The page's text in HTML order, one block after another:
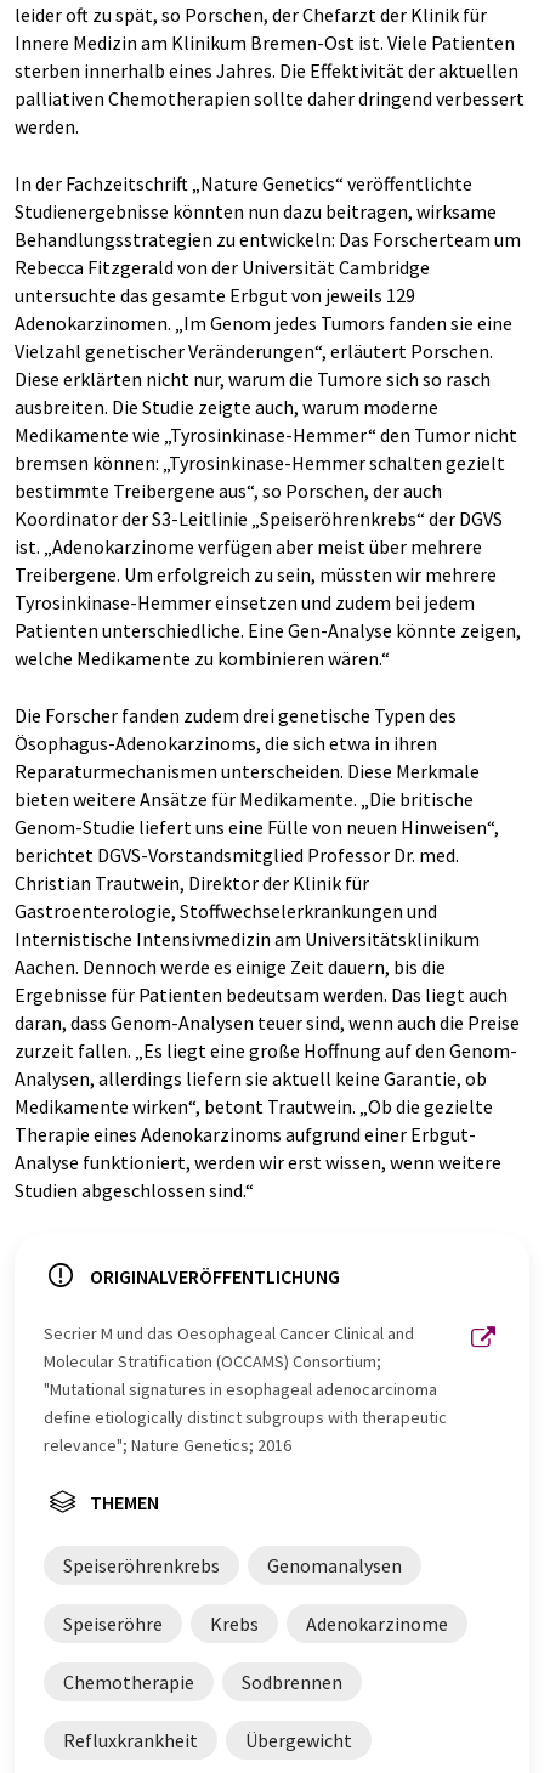
leider oft zu spät, so Porschen, der Chefarzt der Klinik für
Innere Medizin am Klinikum Bremen-Ost ist. Viele Patienten
sterben innerhalb eines Jahres. Die Effektivität der aktuellen
palliativen Chemotherapien sollte daher dringend verbessert
werden.
In der Fachzeitschrift „Nature Genetics“ veröffentlichte
Studienergebnisse könnten nun dazu beitragen, wirksame
Behandlungsstrategien zu entwickeln: Das Forscherteam um
Rebecca Fitzgerald von der Universität Cambridge
untersuchte das gesamte Erbgut von jeweils 129
Adenokarzinomen. „Im Genom jedes Tumors fanden sie eine
Vielzahl genetischer Veränderungen“, erläutert Porschen.
Diese erklärten nicht nur, warum die Tumore sich so rasch
ausbreiten. Die Studie zeigte auch, warum moderne
Medikamente wie „Tyrosinkinase-Hemmer“ den Tumor nicht
bremsen können: „Tyrosinkinase-Hemmer schalten gezielt
bestimmte Treibergene aus“, so Porschen, der auch
Koordinator der S3-Leitlinie „Speiseröhrenkrebs“ der DGVS
ist. „Adenokarzinome verfügen aber meist über mehrere
Treibergene. Um erfolgreich zu sein, müssten wir mehrere
Tyrosinkinase-Hemmer einsetzen und zudem bei jedem
Patienten unterschiedliche. Eine Gen-Analyse könnte zeigen,
welche Medikamente zu kombinieren wären.“
Die Forscher fanden zudem drei genetische Typen des
Ösophagus-Adenokarzinoms, die sich etwa in ihren
Reparaturmechanismen unterscheiden. Diese Merkmale
bieten weitere Ansätze für Medikamente. „Die britische
Genom-Studie liefert uns eine Fülle von neuen Hinweisen“,
berichtet DGVS-Vorstandsmitglied Professor Dr. med.
Christian Trautwein, Direktor der Klinik für
Gastroenterologie, Stoffwechselerkrankungen und
Internistische Intensivmedizin am Universitätsklinikum
Aachen. Dennoch werde es einige Zeit dauern, bis die
Ergebnisse für Patienten bedeutsam werden. Das liegt auch
daran, dass Genom-Analysen teuer sind, wenn auch die Preise
zurzeit fallen. „Es liegt eine große Hoffnung auf den Genom-
Analysen, allerdings liefern sie aktuell keine Garantie, ob
Medikamente wirken“, betont Trautwein. „Ob die gezielte
Therapie eines Adenokarzinoms aufgrund einer Erbgut-
Analyse funktioniert, werden wir erst wissen, wenn weitere
Studien abgeschlossen sind.“
ORIGINALVERÖFFENTLICHUNG
Secrier M und das Oesophageal Cancer Clinical and
Molecular Stratification (OCCAMS) Consortium;
"Mutational signatures in esophageal adenocarcinoma
define etiologically distinct subgroups with therapeutic
relevance"; Nature Genetics; 2016
THEMEN
Speiseröhrenkrebs Genomanalysen
Speiseröhre Krebs Adenokarzinome
Chemotherapie Sodbrennen
Refluxkrankheit Übergewicht